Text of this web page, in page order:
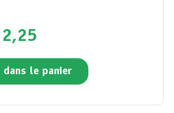
2,25
dans le panier